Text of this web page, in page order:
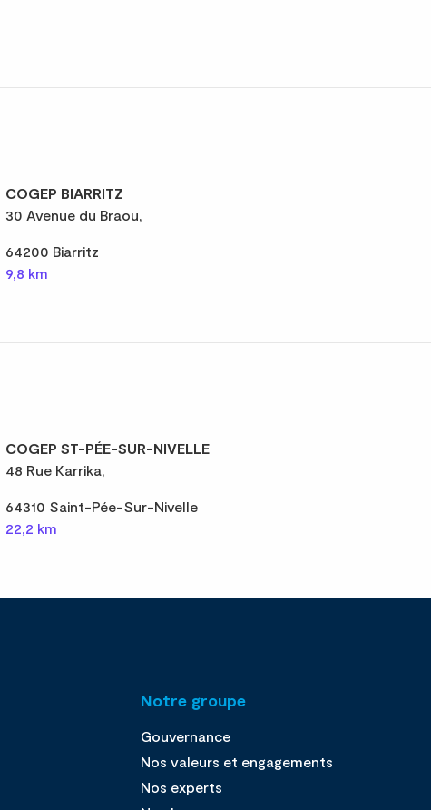
COGEP BIARRITZ
30 Avenue du Braou,
64200 Biarritz
9,8 km
COGEP ST-PÉE-SUR-NIVELLE
48 Rue Karrika,
64310 Saint-Pée-Sur-Nivelle
22,2 km
Notre groupe
Gouvernance
Nos valeurs et engagements
Nos experts